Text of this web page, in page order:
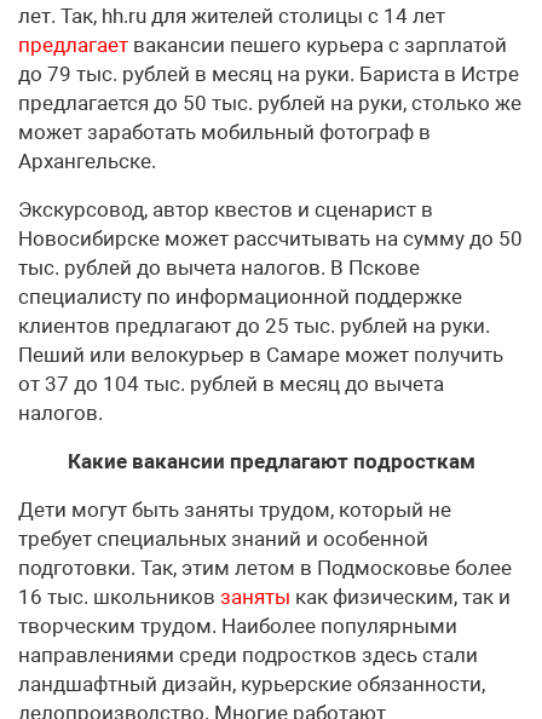
лет. Так, hh.ru для жителей столицы с 14 лет
предлагает вакансии пешего курьера с зарплатой
до 79 тыс. рублей в месяц на руки. Бариста в Истре
предлагается до 50 тыс. рублей на руки, столько же
может заработать мобильный фотограф в
Архангельске.
Экскурсовод, автор квестов и сценарист в
Новосибирске может рассчитывать на сумму до 50
тыс. рублей до вычета налогов. В Пскове
специалисту по информационной поддержке
клиентов предлагают до 25 тыс. рублей на руки.
Пеший или велокурьер в Самаре может получить
от 37 до 104 тыс. рублей в месяц до вычета
налогов.
Какие вакансии предлагают подросткам
Дети могут быть заняты трудом, который не
требует специальных знаний и особенной
подготовки. Так, этим летом в Подмосковье более
16 тыс. школьников заняты как физическим, так и
творческим трудом. Наиболее популярными
направлениями среди подростков здесь стали
ландшафтный дизайн, курьерские обязанности,
делопроизводство. Многие работают